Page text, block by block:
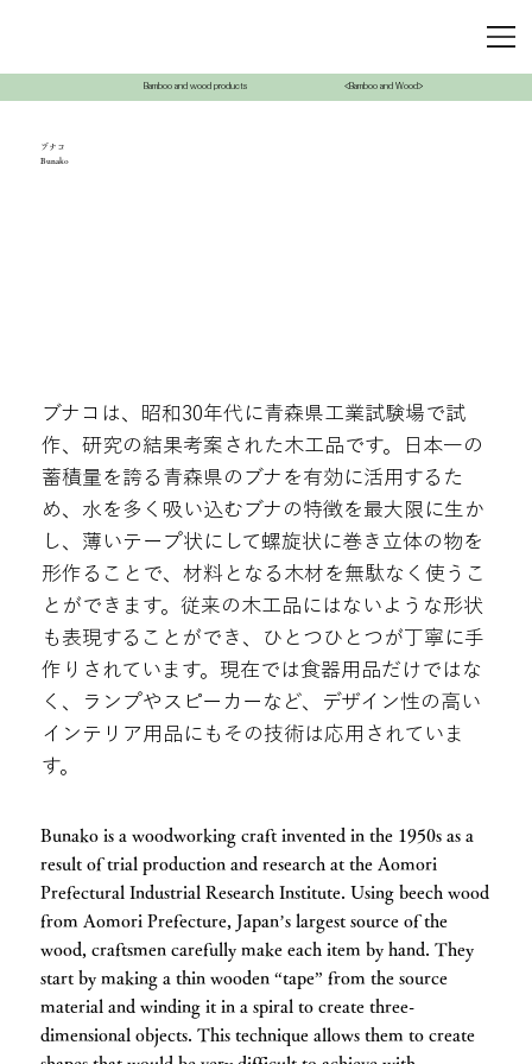
Bamboo and wood products <Bamboo and Wood>
ブナコ
Bunako
ブナコは、昭和30年代に青森県工業試験場で試
作、研究の結果考案された木工品です。日本一の
蓄積量を誇る青森県のブナを有効に活用するた
め、水を多く吸い込むブナの特徴を最大限に生か
し、薄いテープ状にして螺旋状に巻き立体の物を
形作ることで、材料となる木材を無駄なく使うこ
とができます。従来の木工品にはないような形状
も表現することができ、ひとつひとつが丁寧に手
作りされています。現在では食器用品だけではな
く、ランプやスピーカーなど、デザイン性の高い
インテリア用品にもその技術は応用されていま
す。
Bunako is a woodworking craft invented in the 1950s as a
result of trial production and research at the Aomori
Prefectural Industrial Research Institute. Using beech wood
from Aomori Prefecture, Japan’s largest source of the
wood, craftsmen carefully make each item by hand. They
start by making a thin wooden “tape” from the source
material and winding it in a spiral to create three-
dimensional objects. This technique allows them to create